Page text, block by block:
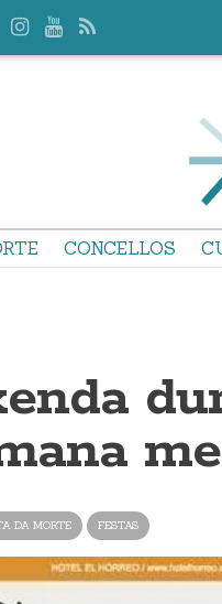
CONCELLOS
DA MORTE FESTAS